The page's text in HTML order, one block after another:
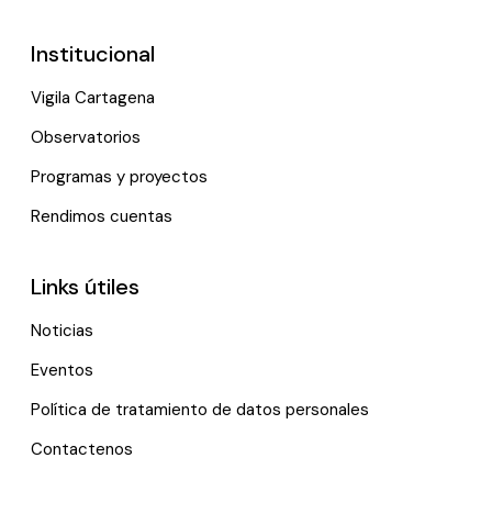
Institucional
Vigila Cartagena
Observatorios
Programas y proyectos
Rendimos cuentas
Links útiles
Noticias
Eventos
Política de tratamiento de datos personales
Contactenos